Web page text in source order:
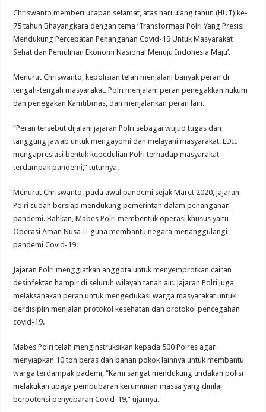
Chriswanto memberi ucapan selamat, atas hari ulang tahun (HUT) ke-
75 tahun Bhayangkara dengan tema ‘Transformasi Polri Yang Presisi
Mendukung Percepatan Penanganan Covid-19 Untuk Masyarakat
Sehat dan Pemulihan Ekonomi Nasional Menuju Indonesia Maju’.
Menurut Chriswanto, kepolisian telah menjalani banyak peran di
tengah-tengah masyarakat. Polri menjalani peran penegakkan hukum
dan penegakan Kamtibmas, dan menjalankan peran lain.
“Peran tersebut dijalani jajaran Polri sebagai wujud tugas dan
tanggung jawab untuk mengayomi dan melayani masyarakat. LDII
mengapresiasi bentuk kepedulian Polri terhadap masyarakat
terdampak pandemi,” tuturnya.
Menurut Chriswanto, pada awal pandemi sejak Maret 2020, jajaran
Polri sudah bersiap mendukung pemerintah dalam penanganan
pandemi. Bahkan, Mabes Polri membentuk operasi khusus yaitu
Operasi Aman Nusa II guna membantu negara menanggulangi
pandemi Covid-19.
Jajaran Polri menggiatkan anggota untuk menyemprotkan cairan
desinfektan hampir di seluruh wilayah tanah air. Jajaran Polri juga
melaksanakan peran untuk mengedukasi warga masyarakat untuk
berdisiplin menjalan protokol kesehatan dan protokol pencegahan
covid-19.
Mabes Polri telah menginstruksikan kepada 500 Polres agar
menyiapkan 10 ton beras dan bahan pokok lainnya untuk membantu
warga terdampak pademi, “Kami sangat mendukung tindakan polisi
melakukan upaya pembubaran kerumunan massa yang dinilai
berpotensi penyebaran Covid-19,” ujarnya.